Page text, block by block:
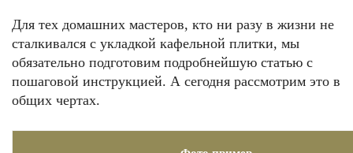
Для тех домашних мастеров, кто ни разу в жизни не
сталкивался с укладкой кафельной плитки, мы
обязательно подготовим подробнейшую статью с
пошаговой инструкцией. А сегодня рассмотрим это в
общих чертах.